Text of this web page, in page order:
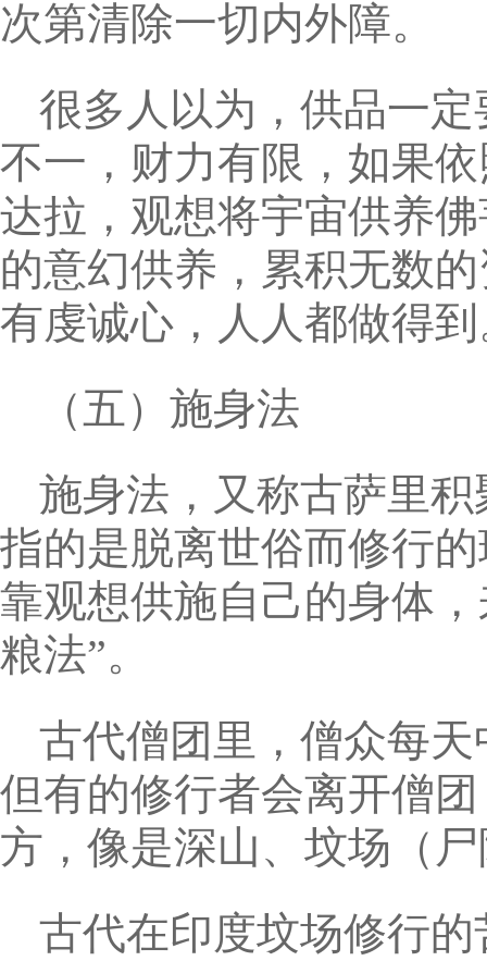
次第清除一切内外障。
很多人以为，供品一
不一，财力有限，如果
达拉，观想将宇宙供养
的意幻供养，累积无数
有虔诚心，人人都做得
（五）施身法
施身法，又称古萨里
指的是脱离世俗而修行
靠观想供施自己的身体
粮法”。
古代僧团里，僧众每
但有的修行者会离开僧
方，像是深山、坟场（
古代在印度坟场修行